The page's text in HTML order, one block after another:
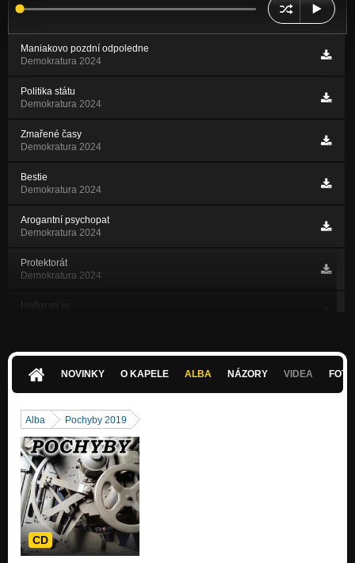
Maniakovo pozdní odpoledne
Demokratura 2024
Politika státu
Demokratura 2024
Zmařené časy
Demokratura 2024
Bestie
Demokratura 2024
Arogantní psychopat
Demokratura 2024
Protektorát
Demokratura 2024
Hořko mi je
Rezignace blues
Zloději času
Demokratura 2024
Až se to otočí
Demokratura 2024
Janu Palachovi
Demokratura 2024
NOVINKY O KAPELE ALBA NÁZORY VIDEA
Alba Pochyby 2019
CD